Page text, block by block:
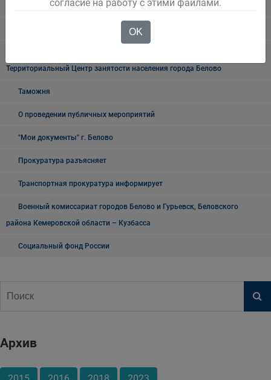
Росреестр
Территориальный Центр занятости населения города Белово
Таможня
О проведении публичных мероприятий
"Мои документы" г. Белово
Прокуратура разъясняет
Транспортная прокуратура информирует
Военный комиссариат городов Белово и Гурьевск, Беловского
района Кемеровской области – Кузбасса
Социальный фонд России
Архив
согласие на работу с этими файлами.
OK